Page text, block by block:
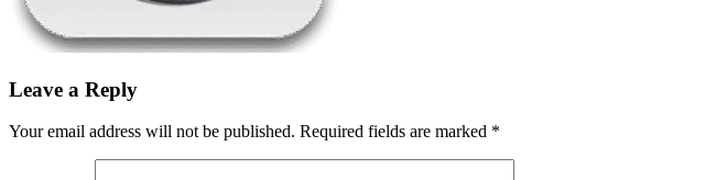
Leave a Reply
Your email address will not be published. Required fields are marked *